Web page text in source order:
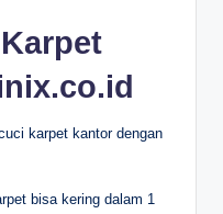
karpet kantor dengan
bisa kering dalam 1